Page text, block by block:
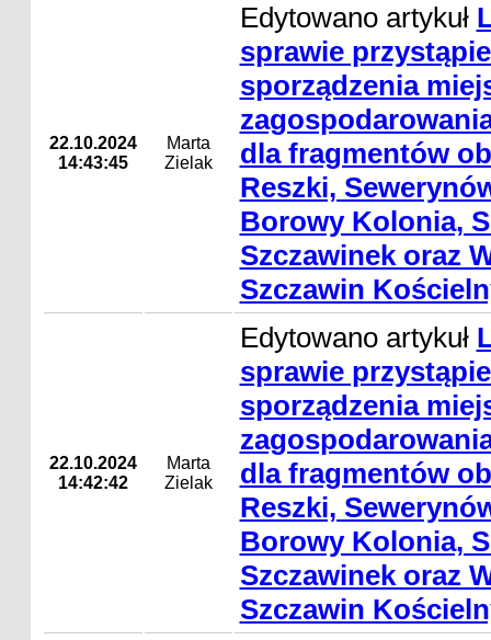
22.10.2024
14:43:45
Marta
Zielak
Edytowano artykuł
sprawie
sporządzenia
dla fragmentów
Reszki,
Borowy Kolonia,
Szczawinek oraz
Szczawin
22.10.2024
14:42:42
Marta
Zielak
Edytowano artykuł
sprawie
sporządzenia
dla fragmentów
Reszki,
Borowy Kolonia,
Szczawinek oraz
Szczawin